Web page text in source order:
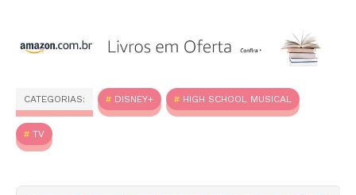
CATEGORIAS: DISNEY+ HIGH SCHOOL MUSICAL
TV